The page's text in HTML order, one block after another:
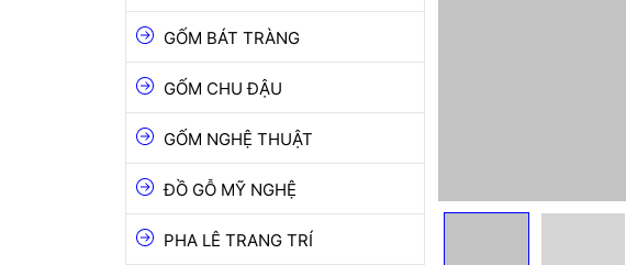
GỐM NGHỆ THUẬT
ĐỒ GỖ MỸ NGHỆ
PHA LÊ TRANG TRÍ
ĐÁ PHONG THỦY
ĐỒ ĐỒNG TRANG TRÍ
GỐM BÁT TRÀNG
GỐM CHU ĐẬU
GỐM NGHỆ THUẬT
ĐỒ GỖ MỸ NGHỆ
PHA LÊ TRANG TRÍ